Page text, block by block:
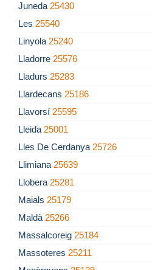
Juneda 25430
Les 25540
Linyola 25240
Lladorre 25576
Lladurs 25283
Llardecans 25186
Llavorsí 25595
Lleida 25001
Lles De Cerdanya 25726
Llimiana 25639
Llobera 25281
Maials 25179
Maldà 25266
Massalcoreig 25184
Massoteres 25211